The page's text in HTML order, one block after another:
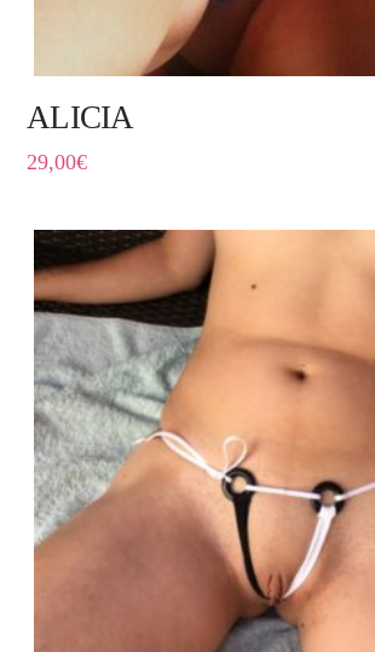
ALICIA
29,00€